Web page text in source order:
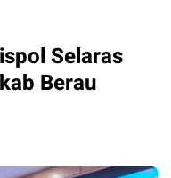
Selaras
Berau